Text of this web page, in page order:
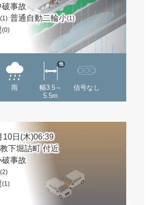
事故
(1) 普通自動二輪小(1)
(0)
雨
幅3.5～
5.5m
他
信号なし
10日(木)06:39
下堀詰町 付近
事故
(2)
(1)